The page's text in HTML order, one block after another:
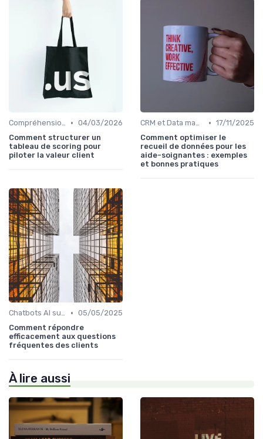
Compréhension client • 04/03/2026
Comment structurer un
tableau de scoring pour
piloter la valeur client
CRM et Data management plateforme • 17/11/2025
Comment optimiser le
recueil de données pour les
aide-soignantes : exemples
et bonnes pratiques
Chatbots AI support client • 05/05/2025
Comment répondre
efficacement aux questions
fréquentes des clients
À lire aussi